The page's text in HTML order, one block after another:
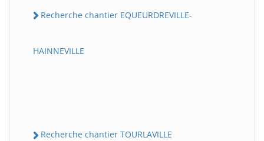
Recherche chantier EQUEURDREVILLE-
HAINNEVILLE
Recherche chantier TOURLAVILLE